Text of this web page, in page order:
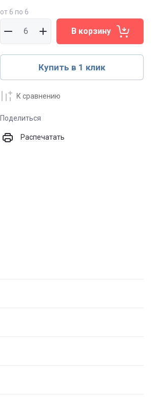
от 6 по 6
В корзину
Купить в 1 клик
К сравнению
Поделиться
Распечатать